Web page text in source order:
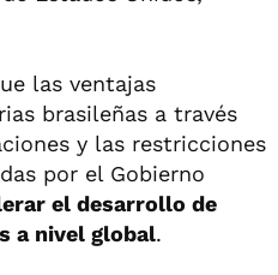
las ventajas
brasileñas a través
y las restricciones
por el Gobierno
el desarrollo de
a nivel global.